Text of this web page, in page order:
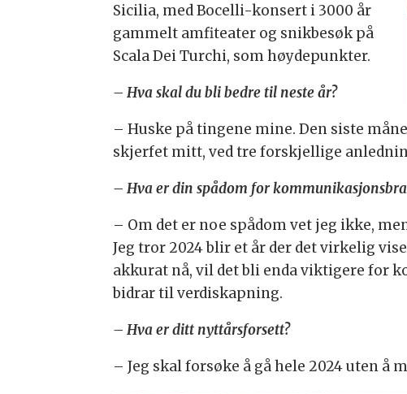
Sicilia, med Bocelli-konsert i 3000 år
gammelt amfiteater og snikbesøk på
Scala Dei Turchi, som høydepunkter.
– Hva skal du bli bedre til neste år?
– Huske på tingene mine. Den siste
skjerfet mitt, ved tre forskjellige
– Hva er din spådom for
– Om det er noe spådom vet jeg ikke,
Jeg tror 2024 blir et år der det virkelig
akkurat nå, vil det bli enda viktigere for
bidrar til verdiskapning.
– Hva er ditt nyttårsforsett?
– Jeg skal forsøke å gå hele 2024 uten å